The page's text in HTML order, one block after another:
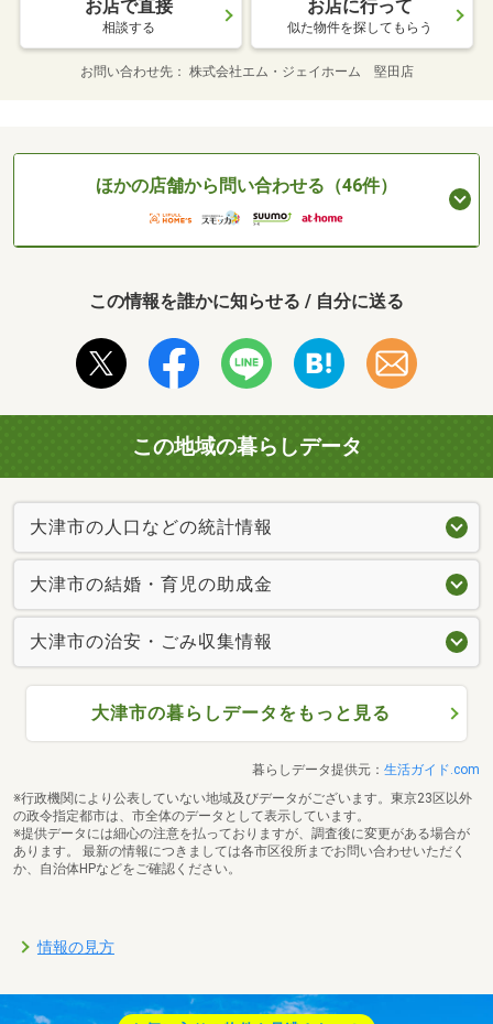
お店で直接
相談する
お店に行って
似た物件を探してもらう
お問い合わせ先 株式会社エム・ジェイホーム 堅田店
ほかの店舗から問い合わせる（46件）
この情報を誰かに知らせる / 自分に送る
この地域の暮らしデータ
大津市の人口などの統計情報
大津市の結婚・育児の助成金
大津市の治安・ごみ収集情報
大津市の暮らしデータをもっと見る
暮らしデータ提供元： 生活ガイド.com
※行政機関により公表していない地域及びデータがございます。東京23区以外
の政令指定都市は、市全体のデータとして表示しています。
※提供データには細心の注意を払っておりますが、調査後に変更がある場合が
あります。 最新の情報につきましては各市区役所までお問い合わせいただく
か、自治体HPなどをご確認ください。
情報の見方